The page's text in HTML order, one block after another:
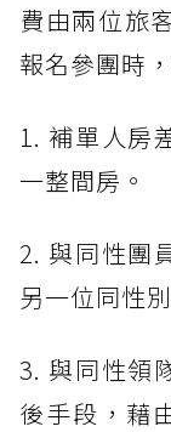
費由兩位旅
報名參團時
1. 補單人房
一整間房。
2. 與同性團
另一位同性
3. 與同性領
後手段，藉